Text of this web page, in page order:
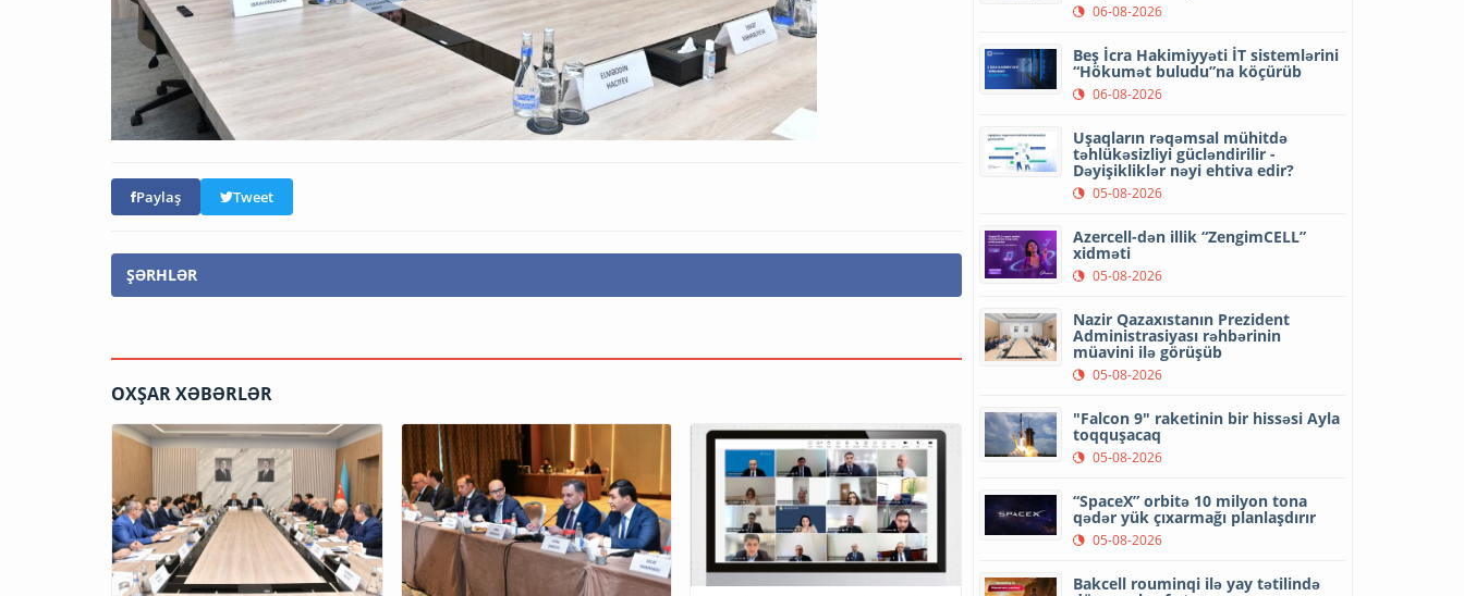
Paylaş Tweet
ŞƏRHLƏR
OXŞAR XƏBƏRLƏR
06-08-2026
Beş İcra Hakimiyyəti İT sistemlərini
“Hökumət buludu”na köçürüb
06-08-2026
Uşaqların rəqəmsal mühitdə
təhlükəsizliyi gücləndirilir -
Dəyişikliklər nəyi ehtiva edir?
05-08-2026
Azercell-dən illik “ZengimCELL”
xidməti
05-08-2026
Nazir Qazaxıstanın Prezident
Administrasiyası rəhbərinin
müavini ilə görüşüb
05-08-2026
"Falcon 9" raketinin bir hissəsi Ayla
toqquşacaq
05-08-2026
“SpaceX” orbitə 10 milyon tona
qədər yük çıxarmağı planlaşdırır
05-08-2026
Bakcell rouminqi ilə yay tətilində